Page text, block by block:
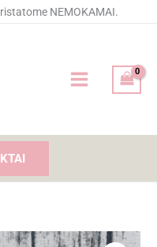
NEMOKAMAI.